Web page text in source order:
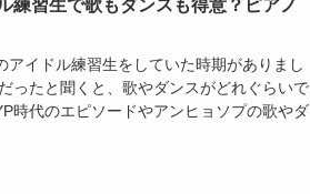
練習生で歌もダンスも得意？ピアノ
イドル練習生をしていた時期がありまし
ったと聞くと、歌やダンスがどれぐらいで
時代のエピソードやアンヒョソプの歌やダ